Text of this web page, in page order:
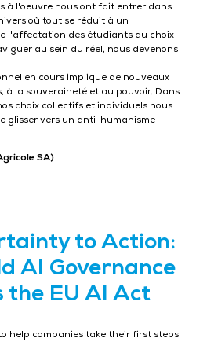
à l'oeuvre nous ont fait entrer dans
où tout se réduit à un
l'affectation des étudiants au choix
au sein du réel, nous devenons
en cours implique de nouveaux
à la souveraineté et au pouvoir. Dans
choix collectifs et individuels nous
glisser vers un anti-humanisme
SA)
to Action:
AI Governance
the EU AI Act
help companies take their first steps